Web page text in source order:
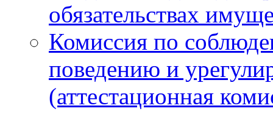
обязательствах
Комиссия по
поведению и
(аттестационная